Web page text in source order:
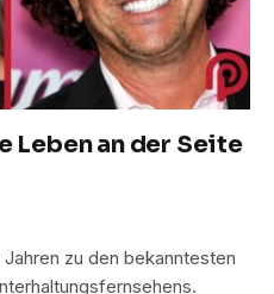
Leben an der Seite
zu den bekanntesten